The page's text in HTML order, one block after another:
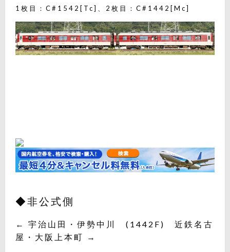
1枚目：C#1542[Tc]、2枚目：C#1442[Mc]
◆非公式側
← 宇治山田・伊勢中川 (1442F) 近鉄名古
屋・大阪上本町 →